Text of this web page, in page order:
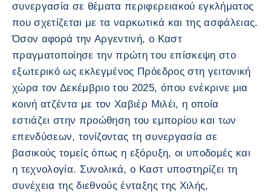
συνεργασία σε θέματα περιφερειακού εγκλήματος
που σχετίζεται με τα ναρκωτικά και της ασφάλειας.
Όσον αφορά την Αργεντινή, ο Καστ
πραγματοποίησε την πρώτη του επίσκεψη στο
εξωτερικό ως εκλεγμένος Πρόεδρος στη γειτονική
χώρα τον Δεκέμβριο του 2025, όπου ενέκρινε μια
κοινή ατζέντα με τον Χαβιέρ Μιλέι, η οποία
εστιάζει στην προώθηση του εμπορίου και των
επενδύσεων, τονίζοντας τη συνεργασία σε
βασικούς τομείς όπως η εξόρυξη, οι υποδομές και
η τεχνολογία. Συνολικά, ο Καστ υποστηρίζει τη
συνέχεια της διεθνούς ένταξης της Χιλής,